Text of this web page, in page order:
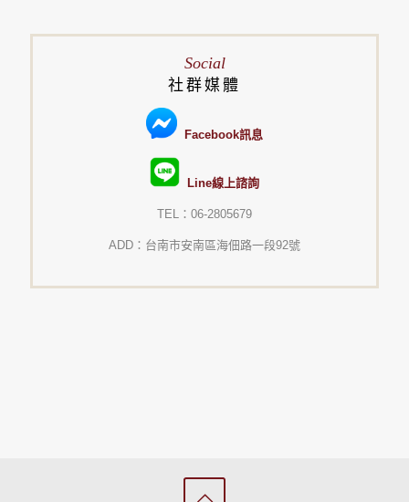
Social
社群媒體
Facebook訊息
Line線上諮詢
TEL：06-2805679
ADD：台南市安南區海佃路一段92號